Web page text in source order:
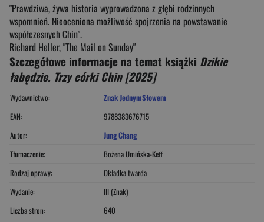
"Prawdziwa, żywa historia wyprowadzona z głębi rodzinnych
wspomnień. Nieoceniona możliwość spojrzenia na powstawanie
współczesnych Chin".
Richard Heller, "The Mail on Sunday"
Szczegółowe informacje na temat książki Dzikie
łabędzie. Trzy córki Chin [2025]
Wydawnictwo:
Znak JednymSłowem
EAN:
9788383676715
Autor:
Jung Chang
Tłumaczenie:
Bożena Umińska-Keff
Rodzaj oprawy:
Okładka twarda
Wydanie:
III (Znak)
Liczba stron:
640